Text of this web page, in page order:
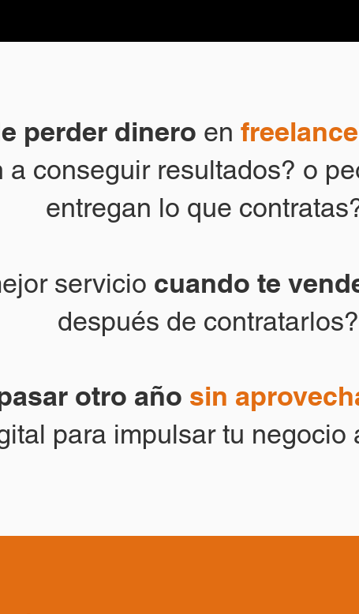
perder dinero en
a conseguir resultados? o
entregan lo que
servicio cuando te
después de contratarlos?
otro año sin
para impulsar tu negocio